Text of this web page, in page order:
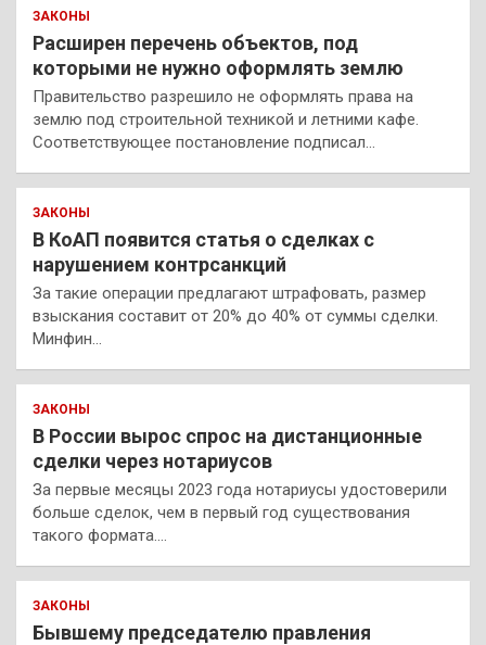
ЗАКОНЫ
Расширен перечень объектов, под
которыми не нужно оформлять землю
Правительство разрешило не оформлять права на
землю под строительной техникой и летними кафе.
Соответствующее постановление подписал…
ЗАКОНЫ
В КоАП появится статья о сделках с
нарушением контрсанкций
За такие операции предлагают штрафовать, размер
взыскания составит от 20% до 40% от суммы сделки.
Минфин…
ЗАКОНЫ
В России вырос спрос на дистанционные
сделки через нотариусов
За первые месяцы 2023 года нотариусы удостоверили
больше сделок, чем в первый год существования
такого формата.…
ЗАКОНЫ
Бывшему председателю правления